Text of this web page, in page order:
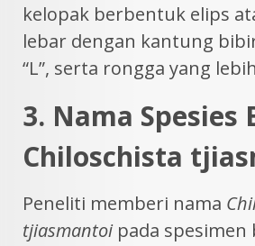
kelopak berbentuk elips
lebar dengan kantung
“L”, serta rongga yang
3. Nama Spesies
Chiloschista
Peneliti memberi nama
tjiasmantoipada spesimen